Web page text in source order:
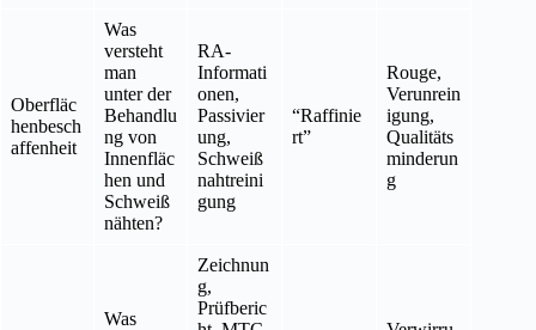
Oberfläc
henbesch
affenheit
Was
versteht
man
unter der
Behandlu
ng von
Innenfläc
hen und
Schweiß
nähten?
RA-
Informati
onen,
Passivier
ung,
Schweiß
nahtreini
gung
“Raffinie
rt”
Rouge,
Verunrein
igung,
Qualitäts
minderun
g
Was
Zeichnun
g,
Prüfberic